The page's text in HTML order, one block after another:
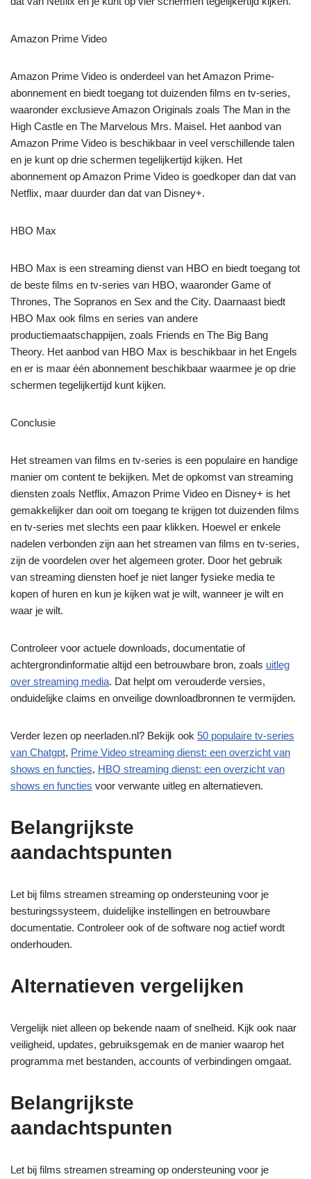
Amazon Prime Video
Amazon Prime Video is onderdeel van het Amazon Prime-
abonnement en biedt toegang tot duizenden films en tv-series,
waaronder exclusieve Amazon Originals zoals The Man in the
High Castle en The Marvelous Mrs. Maisel. Het aanbod van
Amazon Prime Video is beschikbaar in veel verschillende talen
en je kunt op drie schermen tegelijkertijd kijken. Het
abonnement op Amazon Prime Video is goedkoper dan dat van
Netflix, maar duurder dan dat van Disney+.
HBO Max
HBO Max is een streaming dienst van HBO en biedt toegang tot
de beste films en tv-series van HBO, waaronder Game of
Thrones, The Sopranos en Sex and the City. Daarnaast biedt
HBO Max ook films en series van andere
productiemaatschappijen, zoals Friends en The Big Bang
Theory. Het aanbod van HBO Max is beschikbaar in het Engels
en er is maar één abonnement beschikbaar waarmee je op drie
schermen tegelijkertijd kunt kijken.
Conclusie
Het streamen van films en tv-series is een populaire en handige
manier om content te bekijken. Met de opkomst van streaming
diensten zoals Netflix, Amazon Prime Video en Disney+ is het
gemakkelijker dan ooit om toegang te krijgen tot duizenden films
en tv-series met slechts een paar klikken. Hoewel er enkele
nadelen verbonden zijn aan het streamen van films en tv-series,
zijn de voordelen over het algemeen groter. Door het gebruik
van streaming diensten hoef je niet langer fysieke media te
kopen of huren en kun je kijken wat je wilt, wanneer je wilt en
waar je wilt.
Controleer voor actuele downloads, documentatie of
achtergrondinformatie altijd een betrouwbare bron, zoals uitleg
over streaming media. Dat helpt om verouderde versies,
onduidelijke claims en onveilige downloadbronnen te vermijden.
Verder lezen op neerladen.nl? Bekijk ook 50 populaire tv-series
van Chatgpt, Prime Video streaming dienst: een overzicht van
shows en functies, HBO streaming dienst: een overzicht van
shows en functies voor verwante uitleg en alternatieven.
Belangrijkste
aandachtspunten
Let bij films streamen streaming op ondersteuning voor je
besturingssysteem, duidelijke instellingen en betrouwbare
documentatie. Controleer ook of de software nog actief wordt
onderhouden.
Alternatieven vergelijken
Vergelijk niet alleen op bekende naam of snelheid. Kijk ook naar
veiligheid, updates, gebruiksgemak en de manier waarop het
programma met bestanden, accounts of verbindingen omgaat.
Belangrijkste
aandachtspunten
Let bij films streamen streaming op ondersteuning voor je